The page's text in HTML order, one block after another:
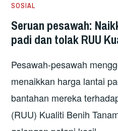
SOSIAL
Seruan pesawah:
padi dan tolak RUU
Pesawah-pesawah
menaikkan harga lantai
bantahan mereka
(RUU) Kualiti Benih